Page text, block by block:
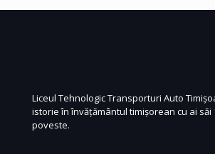
Liceul Tehnologic Transporturi Auto
istorie în învățământul timișorean cu ai săi
poveste.